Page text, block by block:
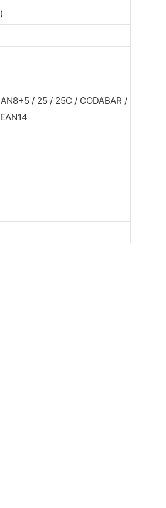
/ 25 / 25C / CODABAR /